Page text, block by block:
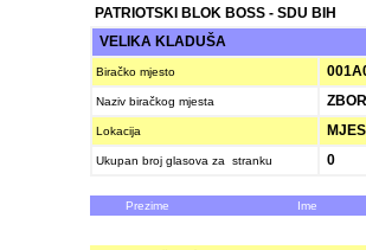
PATRIOTSKI BLOK BOSS - SDU BIH
VELIKA KLADUŠA
Biračko mjesto
Naziv biračkog mjesta
Lokacija
Ukupan broj glasova za stranku 0
Prezime Ime